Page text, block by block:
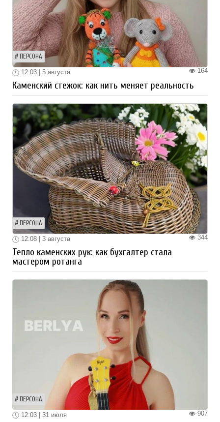
ПЕРСОНА
164
12:03 | 5 августа
Каменский стежок: как нить меняет реальность
ПЕРСОНА
344
12:08 | 3 августа
Тепло каменских рук: как бухгалтер стала
мастером ротанга
ПЕРСОНА
907
12:03 | 31 июля